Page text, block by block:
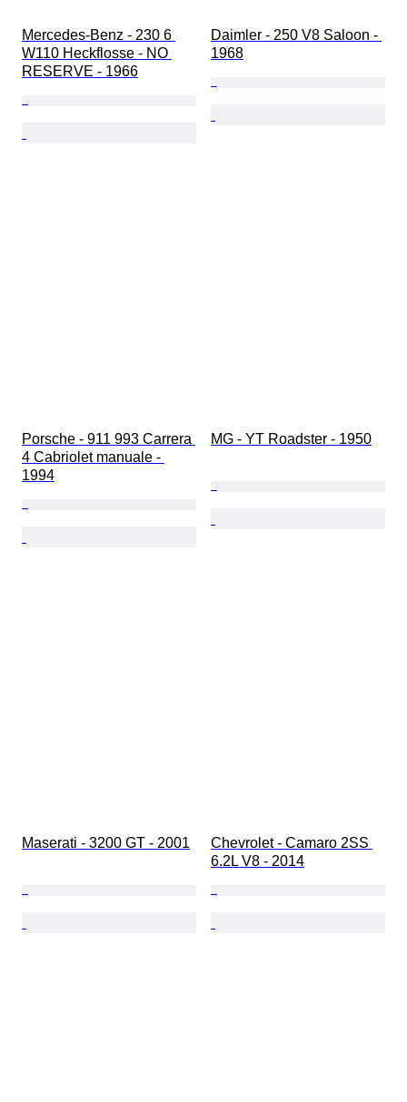
Mercedes-Benz - 230 6
W110 Heckflosse - NO
RESERVE - 1966
Daimler - 250 V8 Saloon -
1968
Porsche - 911 993 Carrera
4 Cabriolet manuale -
1994
MG - YT Roadster - 1950
Maserati - 3200 GT - 2001
Chevrolet - Camaro 2SS
6.2L V8 - 2014